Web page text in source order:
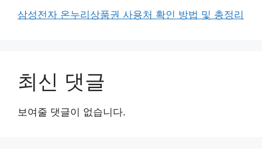
삼성전자 온누리상품권 사용처 확인 방법 및 총정리
최신 댓글
보여줄 댓글이 없습니다.